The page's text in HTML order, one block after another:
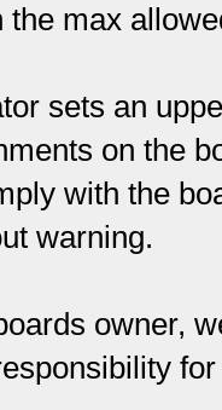
max
sets an
on the
with the
warning.
owner,